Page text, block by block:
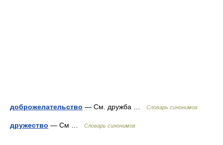
доброжелательство — См. дружба … Словарь синонимов
дружество — См … Словарь синонимов